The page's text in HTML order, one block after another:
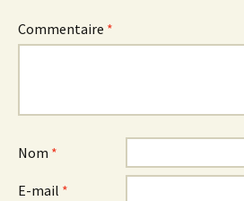
Commentaire *
Nom *
E-mail *